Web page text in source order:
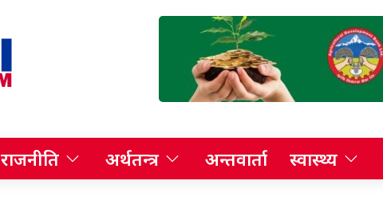
राजनीति अर्थतन्त्र अन्तवार्ता स्वास्थ्य